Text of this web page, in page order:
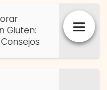
Gluten: